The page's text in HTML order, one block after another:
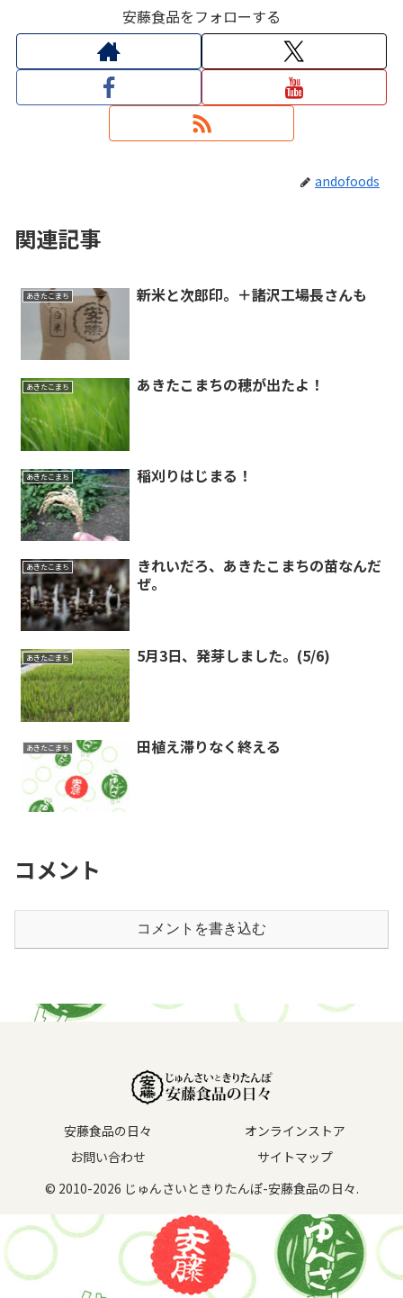
安藤食品をフォローする
andofoods
関連記事
あきたこまち 新米と次郎印。＋諸沢工場長さんも
あきたこまち あきたこまちの穂が出たよ！
あきたこまち 稲刈りはじまる！
あきたこまち
きれいだろ、あきたこまちの苗なんだ
ぜ。
あきたこまち 5月3日、発芽しました。(5/6)
あきたこまち 田植え滞りなく終える
コメント
コメントを書き込む
安藤食品の日々
オンラインストア
お問い合わせ
サイトマップ
© 2010-2026 じゅんさいときりたんぽ-安藤食品の日々.